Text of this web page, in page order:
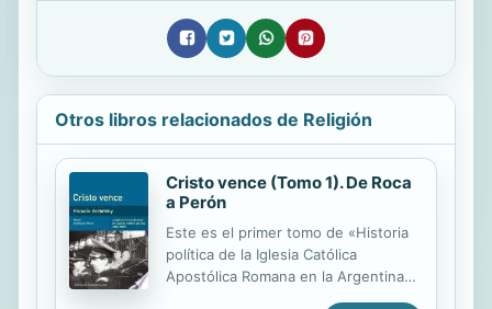
Otros libros relacionados de Religión
Cristo vence (Tomo 1). De Roca
a Perón
Este es el primer tomo de «Historia
política de la Iglesia Católica
Apostólica Romana en la Argentina»,
que también puede leerse como una